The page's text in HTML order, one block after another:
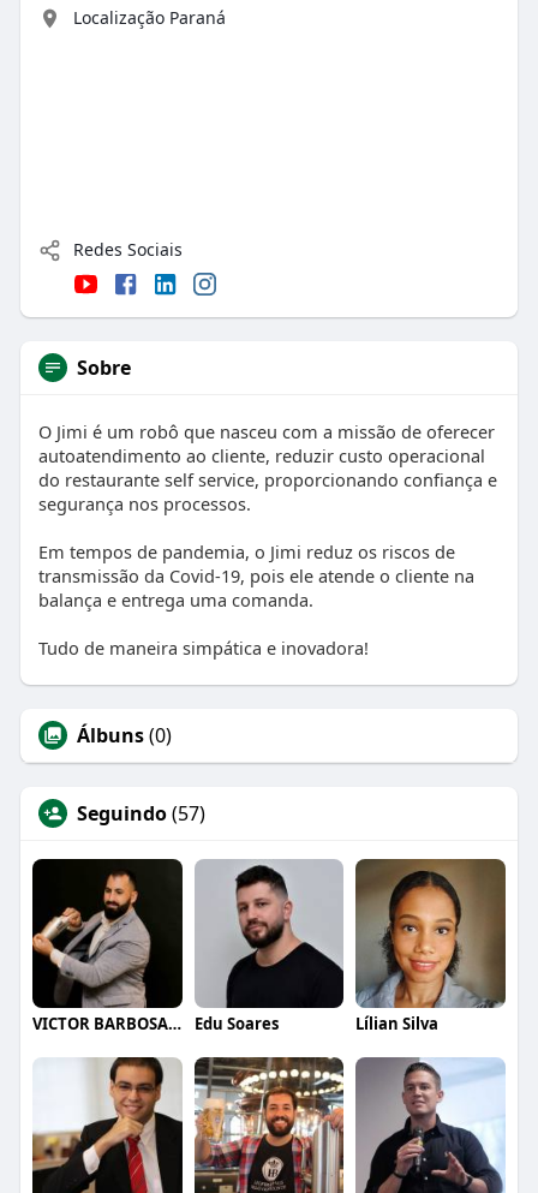
Localização Paraná
Redes Sociais
Sobre
O Jimi é um robô que nasceu com a missão de oferecer
autoatendimento ao cliente, reduzir custo operacional
do restaurante self service, proporcionando confiança e
segurança nos processos.
Em tempos de pandemia, o Jimi reduz os riscos de
transmissão da Covid-19, pois ele atende o cliente na
balança e entrega uma comanda.
Tudo de maneira simpática e inovadora!
Álbuns(0)
Seguindo(57)
VICTOR BARBOSA QUARANTA Edu Soares Lílian Silva